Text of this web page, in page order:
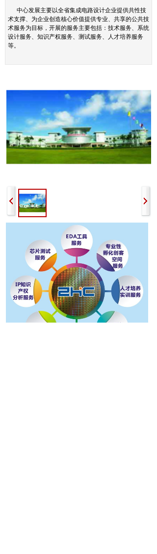
中心发展主要以全省集成电路设计企业提供共性技
术支撑、为企业创造核心价值提供专业、共享的公共技
术服务为目标，开展的服务主要包括：技术服务、系统
设计服务、知识产权服务、测试服务、人才培养服务
等。